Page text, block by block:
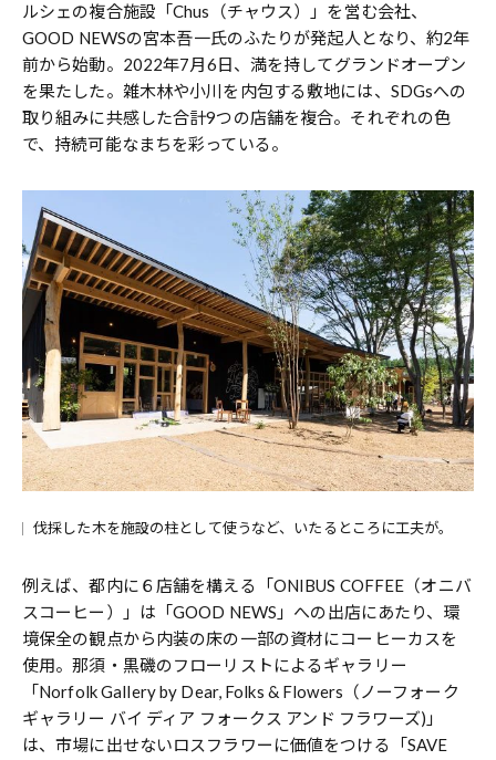
ルシェの複合施設「Chus（チャウス）」を営む会社、
GOOD NEWSの宮本吾一氏のふたりが発起人となり、約2年
前から始動。2022年7月6日、満を持してグランドオープン
を果たした。雑木林や小川を内包する敷地には、SDGsへの
取り組みに共感した合計9つの店舗を複合。それぞれの色
で、持続可能なまちを彩っている。
伐採した木を施設の柱として使うなど、いたるところに工夫が。
例えば、都内に６店舗を構える「ONIBUS COFFEE（オニバ
スコーヒー）」は「GOOD NEWS」への出店にあたり、環
境保全の観点から内装の床の一部の資材にコーヒーカスを
使用。那須・黒磯のフローリストによるギャラリー
「Norfolk Gallery by Dear, Folks & Flowers（ノーフォーク
ギャラリー バイ ディア フォークス アンド フラワーズ)」
は、市場に出せないロスフラワーに価値をつける「SAVE